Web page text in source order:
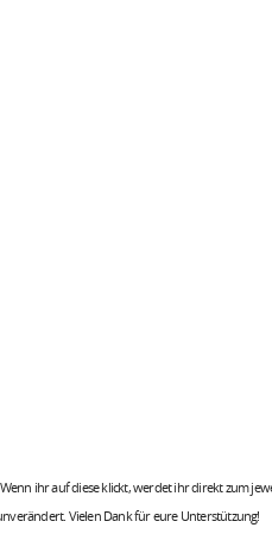
ihr auf diese klickt, werdet ihr direkt zum
Vielen Dank für eure Unterstützung!